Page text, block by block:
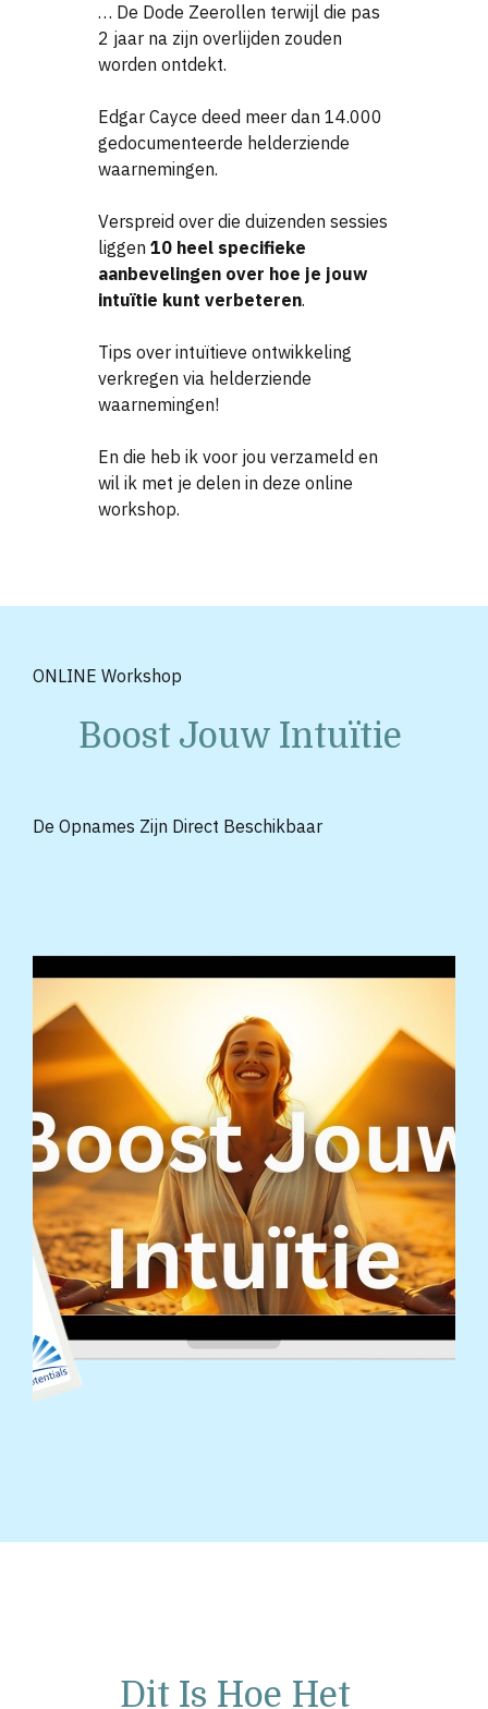
… De Dode Zeerollen terwijl die pas
2 jaar na zijn overlijden zouden
worden ontdekt.
Edgar Cayce deed meer dan 14.000
gedocumenteerde helderziende
waarnemingen.
Verspreid over die duizenden sessies
liggen10 heel specifieke
aanbevelingen over hoe je jouw
intuïtie kunt verbeteren.
Tips over intuïtieve ontwikkeling
verkregen via helderziende
waarnemingen!
En die heb ik voor jou verzameld en
wil ik met je delen in deze online
workshop.
ONLINE Workshop
Boost Jouw Intuïtie
De Opnames Zijn Direct Beschikbaar
Dit Is Hoe Het